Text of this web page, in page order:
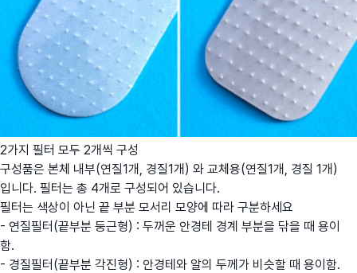
2가지 필터 모두 2개씩 구성
구성품은 본체 내부(연질1개, 경질1개) 와 교체용(연질1개, 경질 1개)
입니다. 필터는 총 4개로 구성되어 있습니다.
필터는 색상이 아닌 끝 부분 모서리 모양에 따라 구분하세요
- 연질필터(끝부분 둥근형) : 두꺼운 안경테 경계 부분을 닦을 때 용이
함.
- 경질필터(끝부분 각진형) : 안경테와 알의 두께가 비슷할 때 용이함.